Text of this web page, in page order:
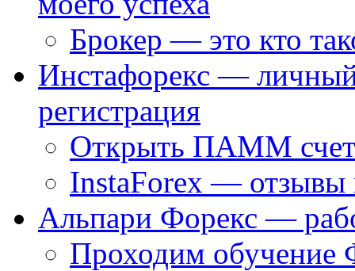
Брокер — это кто
Инстафорекс —
регистрация
Открыть ПАММ счет
InstaForex — отзывы
Альпари Форекс —
Проходим обучение